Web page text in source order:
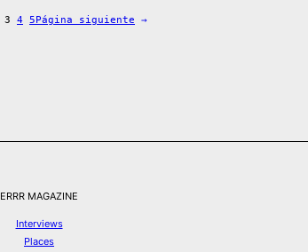
3 4 5Página siguiente →
ERRR MAGAZINE
Interviews
Places